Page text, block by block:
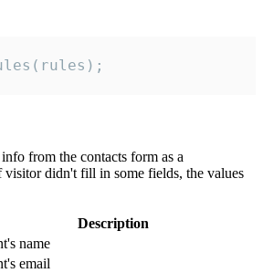
from the contacts form as a
visitor didn't fill in some fields, the values
Description
name
email